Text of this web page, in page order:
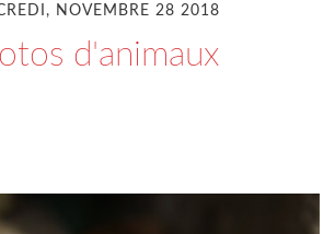
NOVEMBRE 28 2018
d'animaux